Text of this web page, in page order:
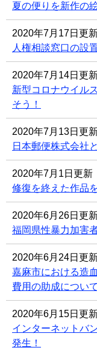
夏の便りを新作の
2020年7月17日更
人権相談窓口の設
2020年7月14日更
新型コロナウイル
そう！
2020年7月13日更
日本郵便株式会社
2020年7月1日更新
修復を終えた作品
2020年6月26日更
福岡県性暴力加害
2020年6月24日更
嘉麻市における造
費用の助成について
2020年6月15日更
インターネットバ
発生！